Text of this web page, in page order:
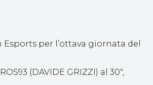
per l’ottava giornata del
(DAVIDE GRIZZI) al 30″,